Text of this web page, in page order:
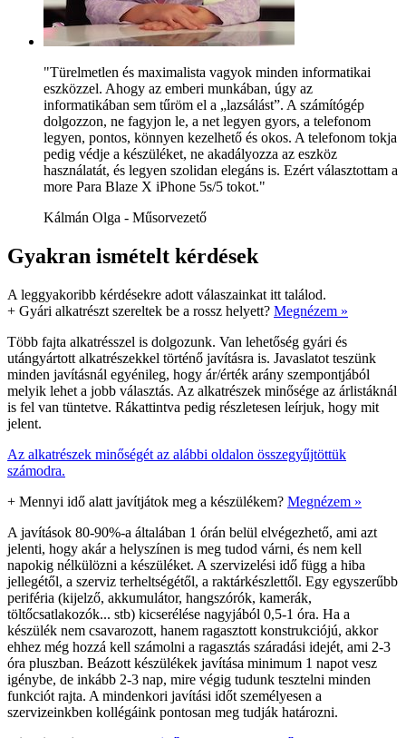
"Türelmetlen és maximalista vagyok minden informatikai
eszközzel. Ahogy az emberi munkában, úgy az
informatikában sem tűröm el a „lazsálást”. A számítógép
dolgozzon, ne fagyjon le, a net legyen gyors, a telefonom
legyen, pontos, könnyen kezelhető és okos. A telefonom tokja
pedig védje a készüléket, ne akadályozza az eszköz
használatát, és legyen szolidan elegáns is. Ezért választottam a
more Para Blaze X iPhone 5s/5 tokot."
Kálmán Olga - Műsorvezető
Gyakran ismételt kérdések
A leggyakoribb kérdésekre adott válaszainkat itt találod.
+ Gyári alkatrészt szereltek be a rossz helyett? Megnézem »
Több fajta alkatrésszel is dolgozunk. Van lehetőség gyári és
utángyártott alkatrészekkel történő javításra is. Javaslatot teszünk
minden javításnál egyénileg, hogy ár/érték arány szempontjából
melyik lehet a jobb választás. Az alkatrészek minősége az árlistáknál
is fel van tüntetve. Rákattintva pedig részletesen leírjuk, hogy mit
jelent.
Az alkatrészek minőségét az alábbi oldalon összegyűjtöttük
számodra.
+ Mennyi idő alatt javítjátok meg a készülékem? Megnézem »
A javítások 80-90%-a általában 1 órán belül elvégezhető, ami azt
jelenti, hogy akár a helyszínen is meg tudod várni, és nem kell
napokig nélkülözni a készüléket. A szervizelési idő függ a hiba
jellegétől, a szerviz terheltségétől, a raktárkészlettől. Egy egyszerűbb
periféria (kijelző, akkumulátor, hangszórók, kamerák,
töltőcsatlakozók... stb) kicserélése nagyjából 0,5-1 óra. Ha a
készülék nem csavarozott, hanem ragasztott konstrukciójú, akkor
ehhez még hozzá kell számolni a ragasztás száradási idejét, ami 2-3
óra pluszban. Beázott készülékek javítása minimum 1 napot vesz
igénybe, de inkább 2-3 nap, mire végig tudunk tesztelni minden
funkciót rajta. A mindenkori javítási időt személyesen a
szervizeinkben kollégáink pontosan meg tudják határozni.